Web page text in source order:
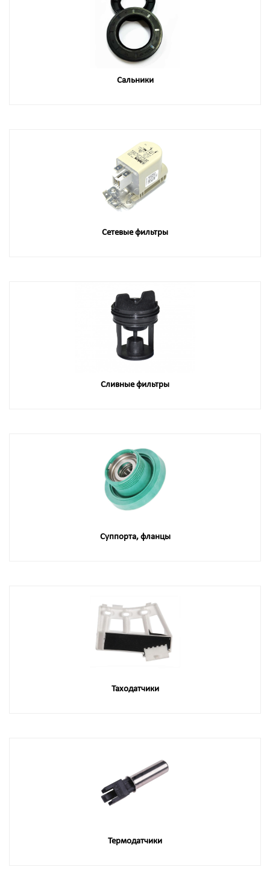
Сальники
Сетевые фильтры
Сливные фильтры
Суппорта, фланцы
Таходатчики
Термодатчики